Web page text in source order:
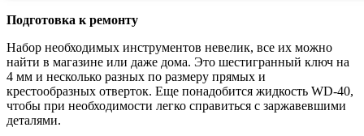
Подготовка к ремонту
Набор необходимых инструментов невелик, все их можно
найти в магазине или даже дома. Это шестигранный ключ на
4 мм и несколько разных по размеру прямых и
крестообразных отверток. Еще понадобится жидкость WD-40,
чтобы при необходимости легко справиться с заржавевшими
деталями.